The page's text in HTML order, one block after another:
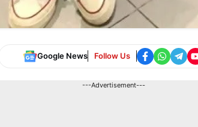
Google News Follow Us
---Advertisement---